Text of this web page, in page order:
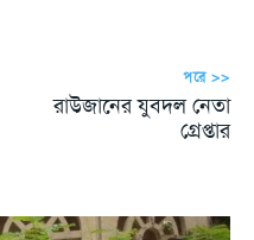
পরে >>
রাউজানের যুবদল নেতা
গ্রেপ্তার